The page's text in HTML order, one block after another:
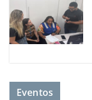
Eventos